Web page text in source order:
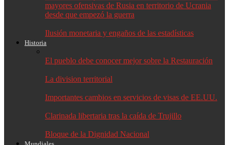
mayores ofensivas de Rusia en territorio de Ucrania
desde que empezó la guerra
Ilusión monetaria y engaños de las estadísticas
Historia
El pueblo debe conocer mejor sobre la Restauración
La division territorial
Importantes cambios en servicios de visas de EE.UU.
Clarinada libertaria tras la caída de Trujillo
Bloque de la Dignidad Nacional